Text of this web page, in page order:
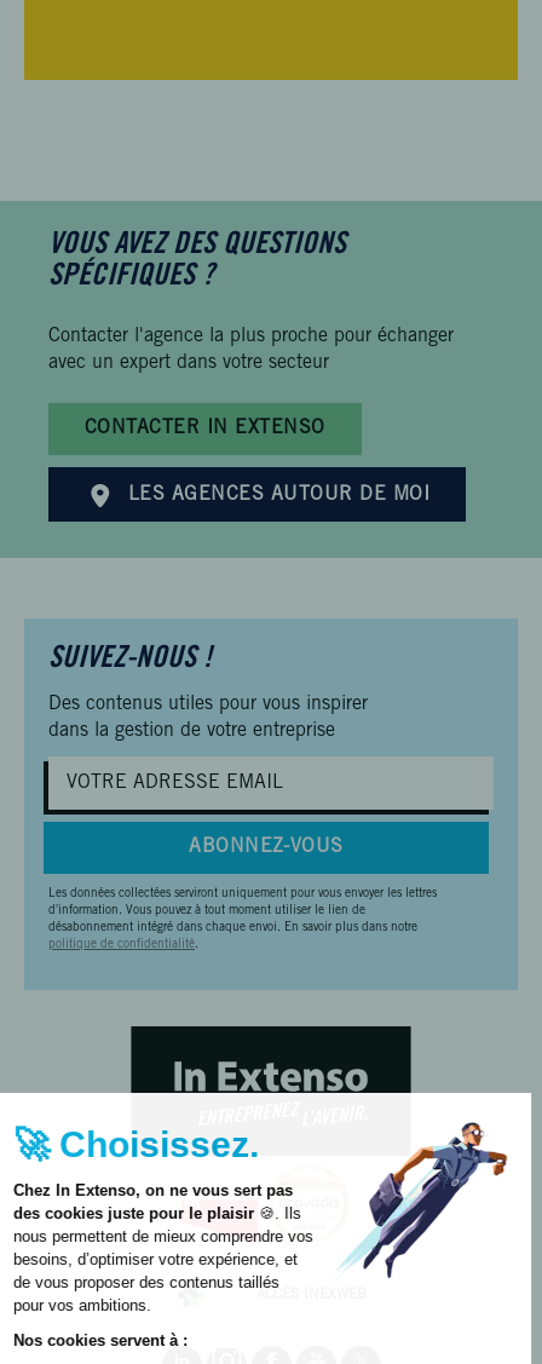
VOUS AVEZ DES QUESTIONS
SPÉCIFIQUES ?
Contacter l'agence la plus proche pour échanger
avec un expert dans votre secteur
CONTACTER IN EXTENSO
LES AGENCES AUTOUR DE MOI
SUIVEZ-NOUS !
Des contenus utiles pour vous inspirer
dans la gestion de votre entreprise
ABONNEZ-VOUS
Les données collectées serviront uniquement pour vous envoyer les lettres
d'information. Vous pouvez à tout moment utiliser le lien de
désabonnement intégré dans chaque envoi. En savoir plus dans notre
politique de confidentialité.
🚀 Choisissez.
Chez In Extenso, on ne vous sert pas
des cookies juste pour le plaisir🍪. Ils
nous permettent de mieux comprendre vos
besoins, d’optimiser votre expérience, et
de vous proposer des contenus taillés
pour vos ambitions.
Nos cookies servent à :